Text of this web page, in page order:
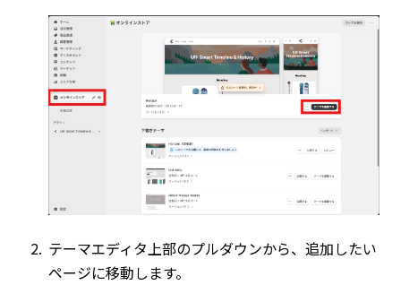
テーマエディタ上部のプルダウンから、追加したい
ページに移動します。